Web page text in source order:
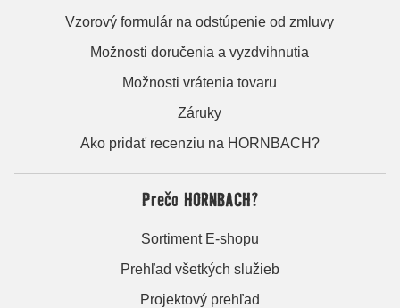
Vzorový formulár na odstúpenie od zmluvy
Možnosti doručenia a vyzdvihnutia
Možnosti vrátenia tovaru
Záruky
Ako pridať recenziu na HORNBACH?
Prečo HORNBACH?
Sortiment E-shopu
Prehľad všetkých služieb
Projektový prehľad